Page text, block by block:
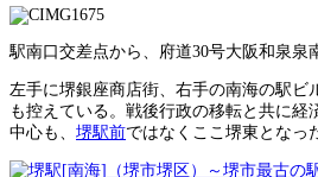
駅南口交差点から、府道30号大阪和泉泉
左手に堺銀座商店街、右手の南海の駅ビ
も控えている。戦後行政の移転と共に経
中心も、 堺駅前ではなくここ堺東となっ